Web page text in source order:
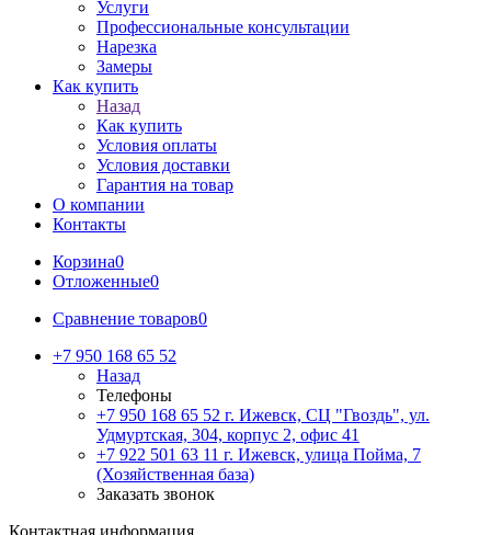
Услуги
Профессиональные консультации
Нарезка
Замеры
Как купить
Назад
Как купить
Условия оплаты
Условия доставки
Гарантия на товар
О компании
Контакты
Корзина0
Отложенные0
Сравнение товаров0
+7 950 168 65 52
Назад
Телефоны
+7 950 168 65 52 г. Ижевск, СЦ "Гвоздь", ул.
Удмуртская, 304, корпус 2, офис 41
+7 922 501 63 11 г. Ижевск, улица Пойма, 7
(Хозяйственная база)
Заказать звонок
Контактная информация